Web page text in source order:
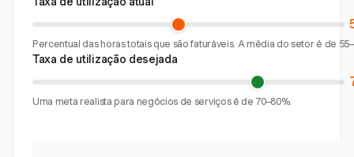
Percentual das horas totais que são faturáveis. A média do setor é de
Taxa de utilização desejada
Uma meta realista para negócios de serviços é de 70–80%.